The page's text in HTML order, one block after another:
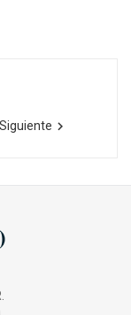
Siguiente 